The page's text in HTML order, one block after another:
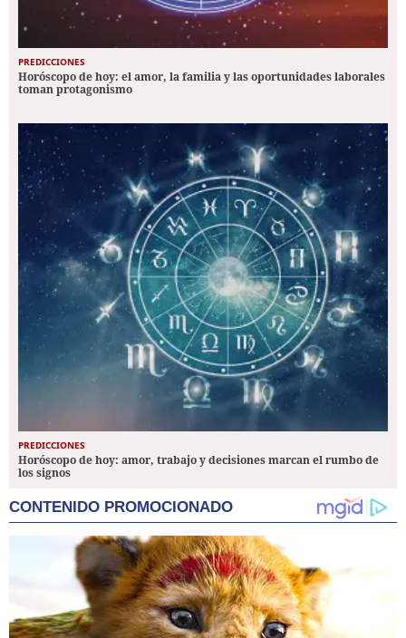
PREDICCIONES
Horóscopo de hoy: el amor, la familia y las oportunidades laborales
toman protagonismo
PREDICCIONES
Horóscopo de hoy: amor, trabajo y decisiones marcan el rumbo de
los signos
CONTENIDO PROMOCIONADO